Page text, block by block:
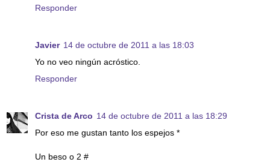
Responder
Javier 14 de octubre de 2011 a las 18:03
Yo no veo ningún acróstico.
Responder
Crista de Arco 14 de octubre de 2011 a las 18:29
Por eso me gustan tanto los espejos *
Un beso o 2 #